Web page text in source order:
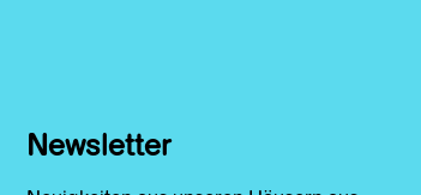
Newsletter